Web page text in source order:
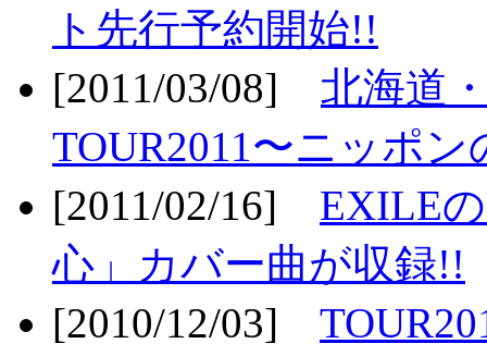
ト先行予約開始!!
[2011/03/08] 北海道
TOUR2011〜ニッポ
[2011/02/16] EXILE
心」カバー曲が収録!!
[2010/12/03]